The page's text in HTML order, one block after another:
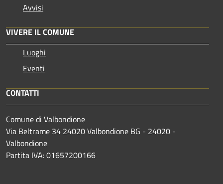
Avvisi
VIVERE IL COMUNE
Luoghi
Eventi
CONTATTI
Comune di Valbondione
Via Beltrame 34 24020 Valbondione BG - 24020 -
Valbondione
Partita IVA: 01657200166